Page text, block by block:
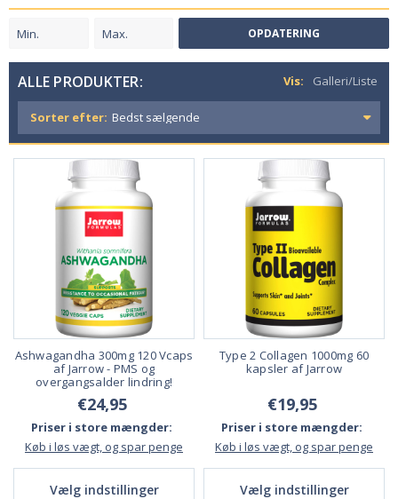
OPDATERING
ALLE PRODUKTER: Vis: Galleri/Liste
Sorter efter:
Ashwagandha 300mg 120 Vcaps
af Jarrow - PMS og
overgangsalder lindring!
€24,95
Priser i store mængder:
Køb i løs vægt, og spar penge
Vælg indstillinger
Type 2 Collagen 1000mg 60
kapsler af Jarrow
€19,95
Priser i store mængder:
Køb i løs vægt, og spar penge
Vælg indstillinger